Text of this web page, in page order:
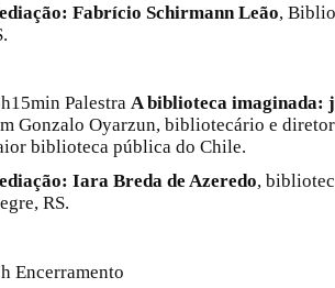
Fabrício Schirmann Leão,
Palestra A biblioteca imaginada:
Gonzalo Oyarzun, bibliotecário e
biblioteca pública do Chile.
Iara Breda de Azeredo,
RS.
Encerramento